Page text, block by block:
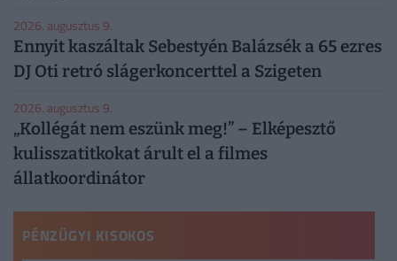
2026. augusztus 9.
Ennyit kaszáltak Sebestyén Balázsék a 65 ezres
DJ Oti retró slágerkoncerttel a Szigeten
2026. augusztus 9.
„Kollégát nem eszünk meg!” – Elképesztő
kulisszatitkokat árult el a filmes
állatkoordinátor
PÉNZÜGYI KISOKOS